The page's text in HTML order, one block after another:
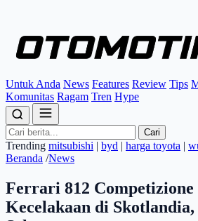
Untuk Anda News Features Review Tips
Komunitas Ragam Tren Hype
Cari
Trending mitsubishi | byd | harga toyota |
Beranda /News
Ferrari 812
Kecelakaan di Skotlandia,